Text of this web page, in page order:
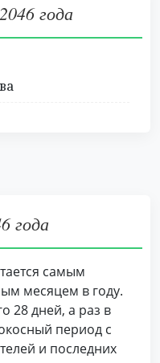
года
года
самым
месяцем в году.
28 дней, а раз в
период с
и последних